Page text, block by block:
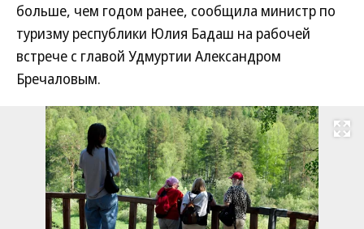
больше, чем годом ранее, сообщила министр по
туризму республики Юлия Бадаш на рабочей
встрече с главой Удмуртии Александром
Бречаловым.
Развернуть